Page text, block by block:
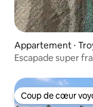
Appartement ⋅
Escapade super
Coup de cœur
Coup de cœur